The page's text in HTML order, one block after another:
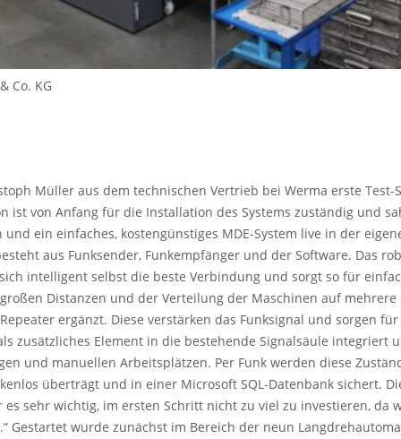
Co. KG
Müller aus dem technischen Vertrieb bei Werma erste
ist von Anfang für die Installation des Systems zuständig und
ein einfaches, kostengünstiges MDE-System live in der
aus Funksender, Funkempfänger und der Software. Das
intelligent selbst die beste Verbindung und sorgt so für
Distanzen und der Verteilung der Maschinen auf
ergänzt. Diese verstärken das Funksignal und sorgen
zusätzliches Element in die bestehende Signalsäule integriert
und manuellen Arbeitsplätzen. Per Funk werden diese
überträgt und in einer Microsoft SQL-Datenbank sichert.
sehr wichtig, im ersten Schritt nicht zu viel zu investieren, da
Gestartet wurde zunächst im Bereich der neun